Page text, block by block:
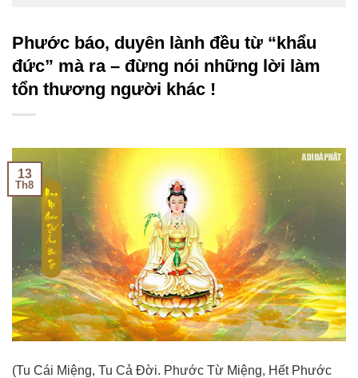
Phước báo, duyên lành đều từ “khẩu
đức” mà ra – đừng nói những lời làm
tổn thương người khác !
13
Th8
(Tu Cái Miệng, Tu Cả Đời. Phước Từ Miệng, Hết Phước